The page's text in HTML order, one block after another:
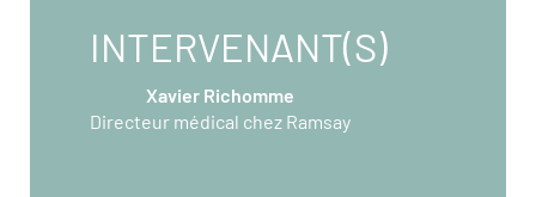
INTERVENANT(S)
Xavier Richomme
Directeur médical chez Ramsay